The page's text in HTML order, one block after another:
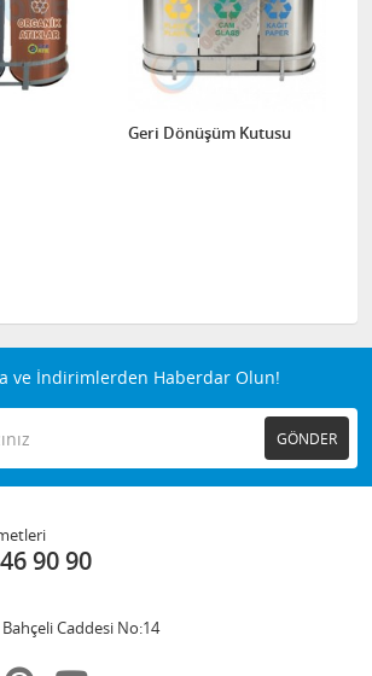
Geri Dönüşüm Kutusu
ve İndirimlerden Haberdar Olun!
GÖNDER
90 90
Caddesi No:14